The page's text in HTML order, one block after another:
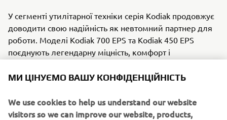
У сегменті утилітарної техніки серія Kodiak продовжує
доводити свою надійність як невтомний партнер для
роботи. Моделі Kodiak 700 EPS та Kodiak 450 EPS
поєднують легендарну міцність, комфорт і
на фермах, у лісах та на робочих майданчиках по всій
МИ ЦІНУЄМО ВАШУ КОНФІДЕНЦІЙНІСТЬ
We use cookies to help us understand our website
visitors so we can improve our website, products,